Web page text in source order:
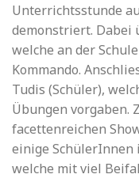
Unterrichtsstunde
demonstriert. Dabei
welche an der
Kommando.
Tudis (Schüler),
Übungen vorgaben.
facettenreichen
einige SchülerInnen
welche mit viel